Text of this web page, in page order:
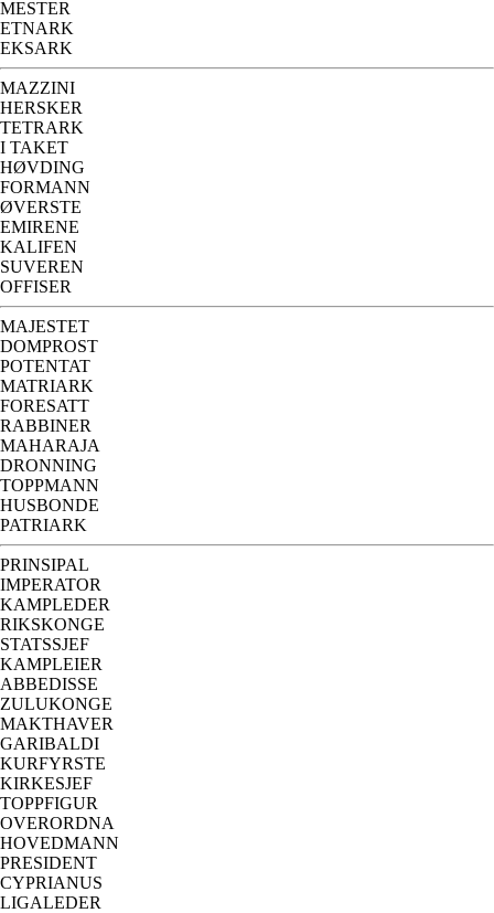
MESTER
ETNARK
EKSARK
MAZZINI
HERSKER
TETRARK
I TAKET
HØVDING
FORMANN
ØVERSTE
EMIRENE
KALIFEN
SUVEREN
OFFISER
MAJESTET
DOMPROST
POTENTAT
MATRIARK
FORESATT
RABBINER
MAHARAJA
DRONNING
TOPPMANN
HUSBONDE
PATRIARK
PRINSIPAL
IMPERATOR
KAMPLEDER
RIKSKONGE
STATSSJEF
KAMPLEIER
ABBEDISSE
ZULUKONGE
MAKTHAVER
GARIBALDI
KURFYRSTE
KIRKESJEF
TOPPFIGUR
OVERORDNA
HOVEDMANN
PRESIDENT
CYPRIANUS
LIGALEDER